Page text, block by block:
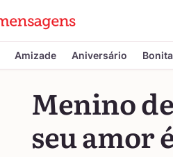
Amizade Aniversário
Menino
seu amor